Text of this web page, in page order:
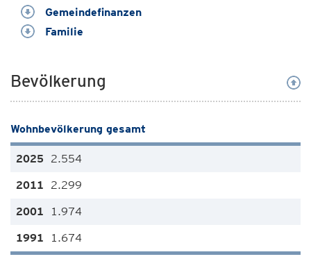
Gemeindefinanzen
Familie
Bevölkerung
Wohnbevölkerung gesamt
2.554
2.299
1.974
1.674